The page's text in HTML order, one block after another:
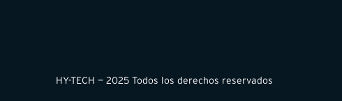
HY-TECH — 2025 Todos los derechos reservados